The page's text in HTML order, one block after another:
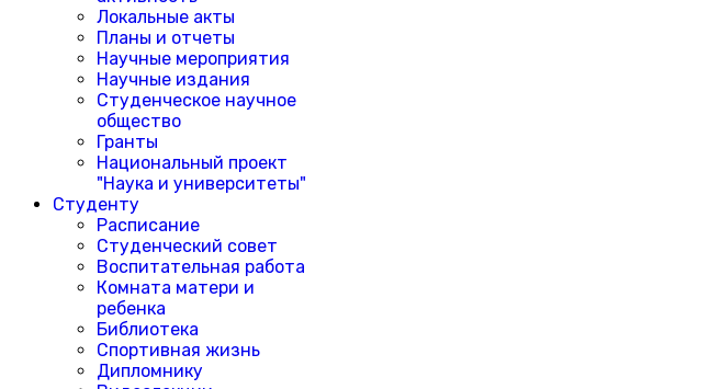
Локальные акты
Планы и отчеты
Научные мероприятия
Научные издания
Студенческое научное
общество
Гранты
Национальный проект
"Наука и университеты"
Студенту
Расписание
Студенческий совет
Воспитательная работа
Комната матери и
ребенка
Библиотека
Спортивная жизнь
Дипломнику